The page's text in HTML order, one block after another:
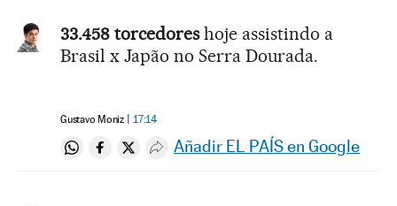
33.458 torcedoreshoje assistindo a
Brasil x Japão no Serra Dourada.
Gustavo Moniz 17:14
Compartir en Whatsapp
Compartir en Facebook
Compartir en Twitter
Desplegar Redes Sociales
Añadir EL PAÍS en Google